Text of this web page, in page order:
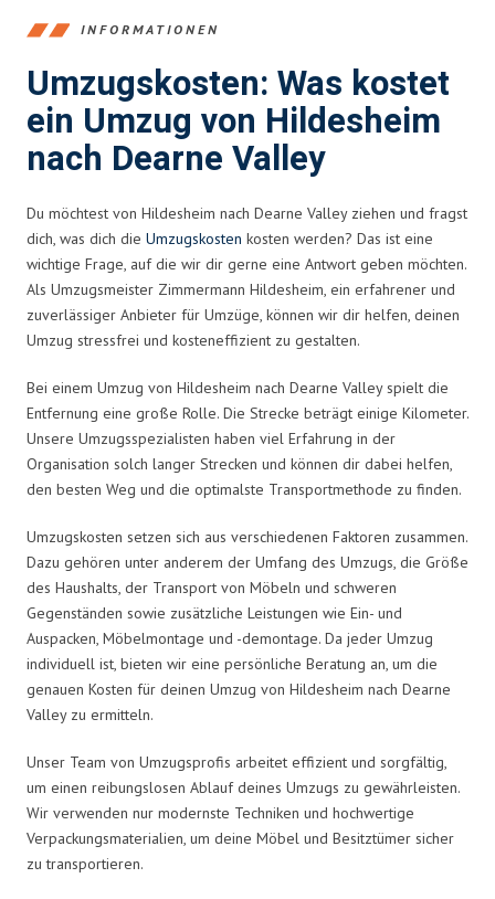
INFORMATIONEN
Umzugskosten: Was kostet
ein Umzug von Hildesheim
nach Dearne Valley
Du möchtest von Hildesheim nach Dearne Valley ziehen und fragst
dich, was dich die Umzugskosten kosten werden? Das ist eine
wichtige Frage, auf die wir dir gerne eine Antwort geben möchten.
Als Umzugsmeister Zimmermann Hildesheim, ein erfahrener und
zuverlässiger Anbieter für Umzüge, können wir dir helfen, deinen
Umzug stressfrei und kosteneffizient zu gestalten.
Bei einem Umzug von Hildesheim nach Dearne Valley spielt die
Entfernung eine große Rolle. Die Strecke beträgt einige Kilometer.
Unsere Umzugsspezialisten haben viel Erfahrung in der
Organisation solch langer Strecken und können dir dabei helfen,
den besten Weg und die optimalste Transportmethode zu finden.
Umzugskosten setzen sich aus verschiedenen Faktoren zusammen.
Dazu gehören unter anderem der Umfang des Umzugs, die Größe
des Haushalts, der Transport von Möbeln und schweren
Gegenständen sowie zusätzliche Leistungen wie Ein- und
Auspacken, Möbelmontage und -demontage. Da jeder Umzug
individuell ist, bieten wir eine persönliche Beratung an, um die
genauen Kosten für deinen Umzug von Hildesheim nach Dearne
Valley zu ermitteln.
Unser Team von Umzugsprofis arbeitet effizient und sorgfältig,
um einen reibungslosen Ablauf deines Umzugs zu gewährleisten.
Wir verwenden nur modernste Techniken und hochwertige
Verpackungsmaterialien, um deine Möbel und Besitztümer sicher
zu transportieren.